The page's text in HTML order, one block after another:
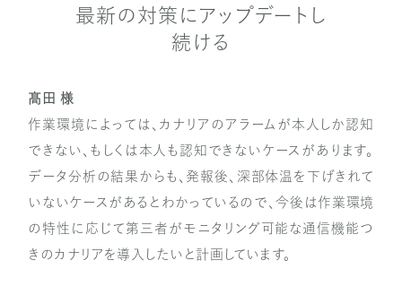
最新の対策にアップデートし
続ける
髙田 様
作業環境によっては、カナリアのアラームが本人しか認知
できない、もしくは本人も認知できないケースがあります。
データ分析の結果からも、発報後、深部体温を下げきれて
いないケースがあるとわかっているので、今後は作業環境
の特性に応じて第三者がモニタリング可能な通信機能つ
きのカナリアを導入したいと計画しています。